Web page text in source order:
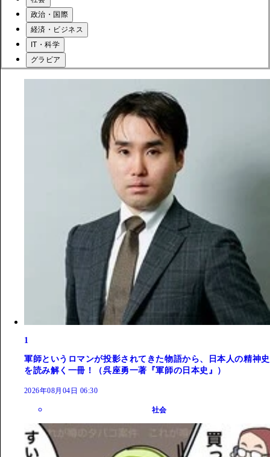
政治・国際
経済・ビジネス
IT・科学
グラビア
1
軍師というロマンが投影されてきた物語から、日本人の精神史
を読み解く一冊！（呉座勇一著『軍師の日本史』）
2026年08月04日 06:30
社会